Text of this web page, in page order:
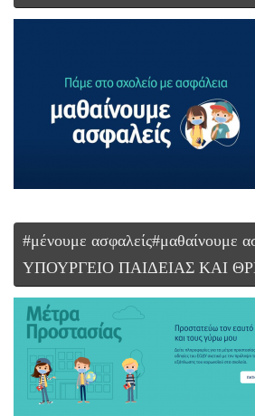
#μένουμε ασφαλείς#μαθαίνουμε
ΥΠΟΥΡΓΕΙΟ ΠΑΙΔΕΙΑΣ ΚΑΙ